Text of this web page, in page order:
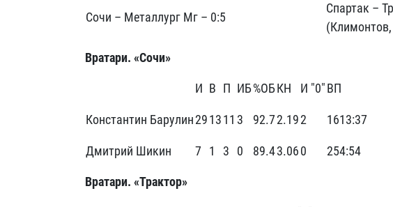
Сочи – Металлург Мг – 0:5
Спартак –
Вратари. «Сочи»
И В П ИБ%ОБКН И "0"ВП
Константин Барулин291311 3 92.72.192 1613:37
Дмитрий Шикин 7 1 3 0 89.43.060 254:54
Вратари. «Трактор»